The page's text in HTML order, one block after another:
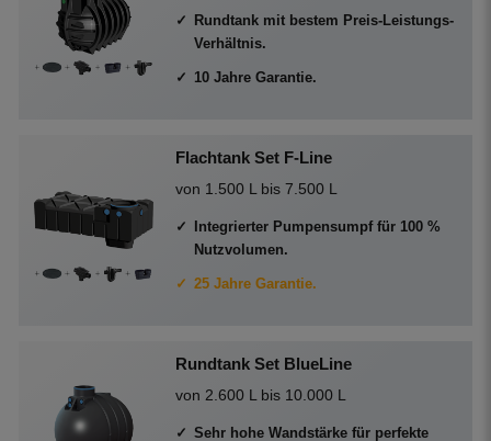
Rundtank mit bestem Preis-Leistungs-
Verhältnis.
10 Jahre Garantie.
Flachtank Set F-Line
von 1.500 L bis 7.500 L
Integrierter Pumpensumpf für 100 %
Nutzvolumen.
25 Jahre Garantie.
Rundtank Set BlueLine
von 2.600 L bis 10.000 L
Sehr hohe Wandstärke für perfekte